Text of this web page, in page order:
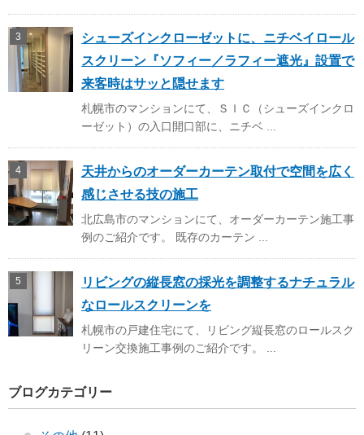
シューズインクローゼットに、ニチベイロール
スクリーン『ソフィー／ラフィー遮光』設置で
来客時はサッと隠せます
札幌市のマンションにて、ＳＩＣ（シューズインクロ
ーゼット）の入口開口部に、ニチベ ...
天井からのオーダーカーテン取付で空間を広く
感じさせる技の施工
北広島市のマンションにて、オーダーカーテン施工事
例のご紹介です。 既存のカーテン ...
リビングの縦長窓の採光を調整するナチュラル
なロールスクリーンを
札幌市の戸建住宅にて、リビング縦長窓のロールスク
リーン交換施工事例のご紹介です。 ...
ブログカテゴリー